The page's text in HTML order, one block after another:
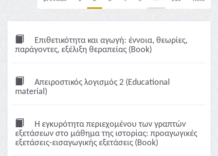
Επιθετικότητα και αγωγή: έννοια, θεωρίες,
παράγοντες, εξέλιξη θεραπείας (Book)
Απειροστικός λογισμός 2 (Educational
material)
Η εγκυρότητα περιεχομένου των γραπτών
εξετάσεων στο μάθημα της ιστορίας: προαγωγικές
εξετάσεις-εισαγωγικής εξετάσεις (Book)